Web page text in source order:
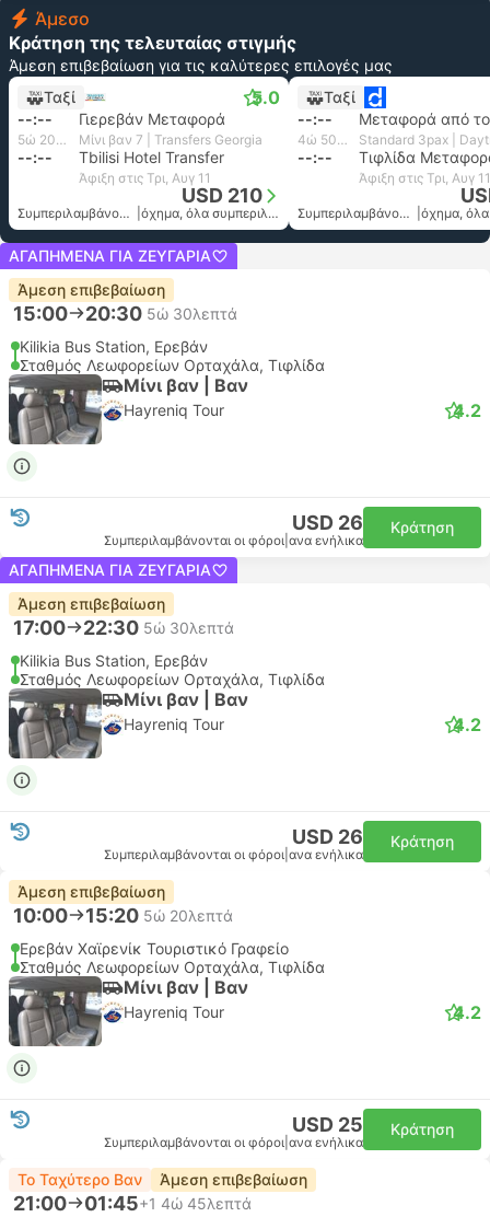
Άμεσο
Κράτηση της τελευταίας στιγμής
Άμεση επιβεβαίωση για τις καλύτερες επιλογές μας
Ταξί
5.0
--:-- Γιερεβάν Μεταφορά
5ώ 20λεπτά Μίνι βαν 7 | Transfers Georgia
--:-- Tbilisi Hotel Transfer
Άφιξη στις Τρι, Αυγ 11
USD 210
Συμπεριλαμβάνονται οι φόροι | όχημα, όλα συμπεριλαμβανομένου
Ταξί
--:--
4ώ 50λεπτά
--:--
Άφιξη στις Τρι, Αυγ 11
Συμπεριλαμβάνονται οι φόροι |
ΑΓΑΠΗΜΈΝΑ ΓΙΑ ΖΕΥΓΆΡΙΑ
Άμεση επιβεβαίωση
15:00 20:30 5ώ 30λεπτά
Kilikia Bus Station, Ερεβάν
Σταθμός Λεωφορείων Ορταχάλα, Τιφλίδα
Μίνι βαν | Βαν
Hayreniq Tour 4.2
USD 26
Συμπεριλαμβάνονται οι φόροι ανα ενήλικα
Κράτηση
ΑΓΑΠΗΜΈΝΑ ΓΙΑ ΖΕΥΓΆΡΙΑ
Άμεση επιβεβαίωση
17:00 22:30 5ώ 30λεπτά
Kilikia Bus Station, Ερεβάν
Σταθμός Λεωφορείων Ορταχάλα, Τιφλίδα
Μίνι βαν | Βαν
Hayreniq Tour 4.2
USD 26
Συμπεριλαμβάνονται οι φόροι ανα ενήλικα
Κράτηση
Άμεση επιβεβαίωση
10:00 15:20 5ώ 20λεπτά
Ερεβάν Χαϊρενίκ Τουριστικό Γραφείο
Σταθμός Λεωφορείων Ορταχάλα, Τιφλίδα
Μίνι βαν | Βαν
Hayreniq Tour 4.2
USD 25
Συμπεριλαμβάνονται οι φόροι ανα ενήλικα
Κράτηση
Το Ταχύτερο Βαν Άμεση επιβεβαίωση
21:00 01:45+1 4ώ 45λεπτά